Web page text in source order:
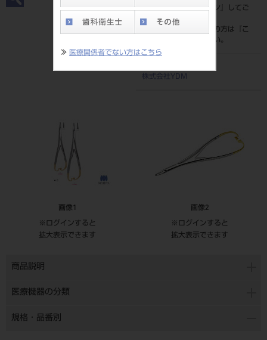
≫ 医療関係者でない方はこちら
ログイン
』してご
覧ください。
ネット会員登録がまだの方は『
こ
』より登録ください。
株式会社YDM
画像1
※ログインすると
拡大表示できます
画像2
※ログインすると
拡大表示できます
商品説明
医療機器の分類
規格・品番別